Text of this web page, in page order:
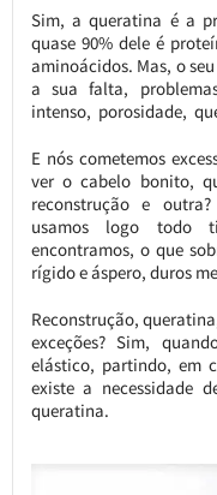
Sim, a queratina é a
quase 90% dele é
aminoácidos. Mas, o
a sua falta,
intenso, porosidade,
E nós cometemos
ver o cabelo bonito,
reconstrução e
usamos logo todo
encontramos, o que
rígido e áspero, duros
Reconstrução,
exceções? Sim,
elástico, partindo, em
existe a necessidade
queratina.